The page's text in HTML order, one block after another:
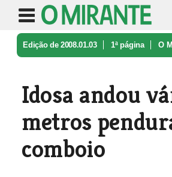
Edição de 2008.01.03 1ª página O
Idosa andou
metros
comboio